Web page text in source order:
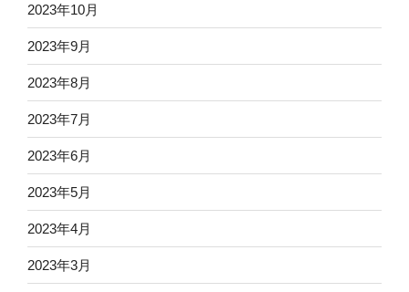
2023年10月
2023年9月
2023年8月
2023年7月
2023年6月
2023年5月
2023年4月
2023年3月